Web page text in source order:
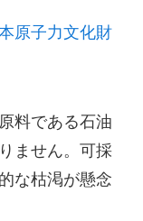
原子力文化財
料である石油
ません。可採
な枯渇が懸念